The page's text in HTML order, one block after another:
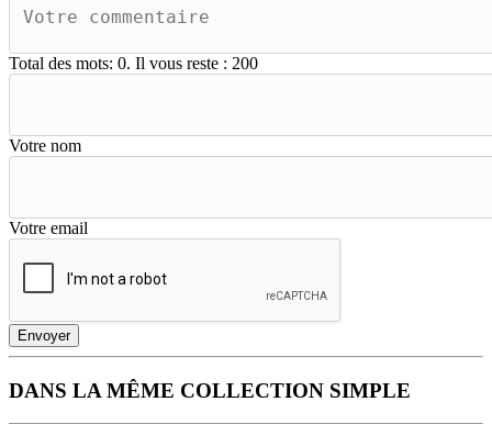
Total des mots: 0. Il vous reste : 200
Votre nom
Votre email
Envoyer
DANS LA MÊME COLLECTION SIMPLE